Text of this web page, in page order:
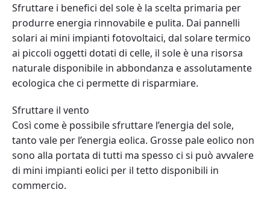
Sfruttare i benefici del sole è la scelta primaria per
produrre energia rinnovabile e pulita. Dai pannelli
solari ai mini impianti fotovoltaici, dal solare termico
ai piccoli oggetti dotati di celle, il sole è una risorsa
naturale disponibile in abbondanza e assolutamente
ecologica che ci permette di risparmiare.
Sfruttare il vento
Così come è possibile sfruttare l’energia del sole,
tanto vale per l’energia eolica. Grosse pale eolico non
sono alla portata di tutti ma spesso ci si può avvalere
di mini impianti eolici per il tetto disponibili in
commercio.